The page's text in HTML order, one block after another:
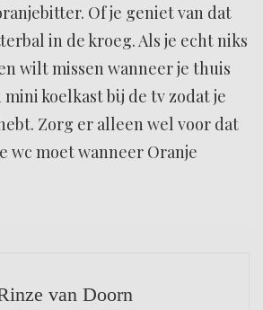
Of je geniet van dat
in de kroeg. Als je echt niks
wilt missen wanneer je thuis
koelkast bij de tv zodat je
Zorg er alleen wel voor dat
wc moet wanneer Oranje
van Doorn